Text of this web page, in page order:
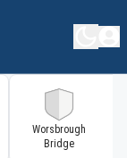
Worsbrough
Bridge